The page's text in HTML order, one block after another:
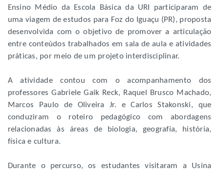
Ensino Médio da Escola Básica da URI participaram de
uma viagem de estudos para Foz do Iguaçu (PR), proposta
desenvolvida com o objetivo de promover a articulação
entre conteúdos trabalhados em sala de aula e atividades
práticas, por meio de um projeto interdisciplinar.
A atividade contou com o acompanhamento dos
professores Gabriele Gaik Reck, Raquel Brusco Machado,
Marcos Paulo de Oliveira Jr. e Carlos Stakonski, que
conduziram o roteiro pedagógico com abordagens
relacionadas às áreas de biologia, geografia, história,
física e cultura.
Durante o percurso, os estudantes visitaram a Usina